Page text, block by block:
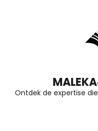
Enter)Ontdek de expertise